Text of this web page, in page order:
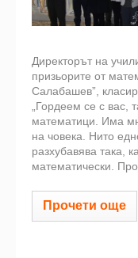
Директорът на
призьорите от
Салабашев”,
„Гордеем се с вас,
математици. Има
на човека. Нито
разхубавява така,
математически.
Прочети още